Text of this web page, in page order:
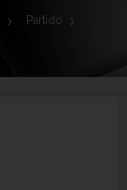
>
Partido